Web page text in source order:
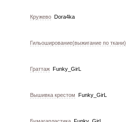
Кружево Dora4ka
Гильоширование(выжигание по ткани)
Граттаж Funky_GirL
Вышивка крестом Funky_GirL